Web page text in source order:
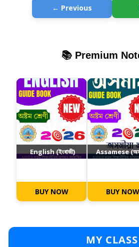
← Previous
📚 Premium
English (ইংৰাজী)
BUY NOW
Assamese
BUY NOW
MY CLASS